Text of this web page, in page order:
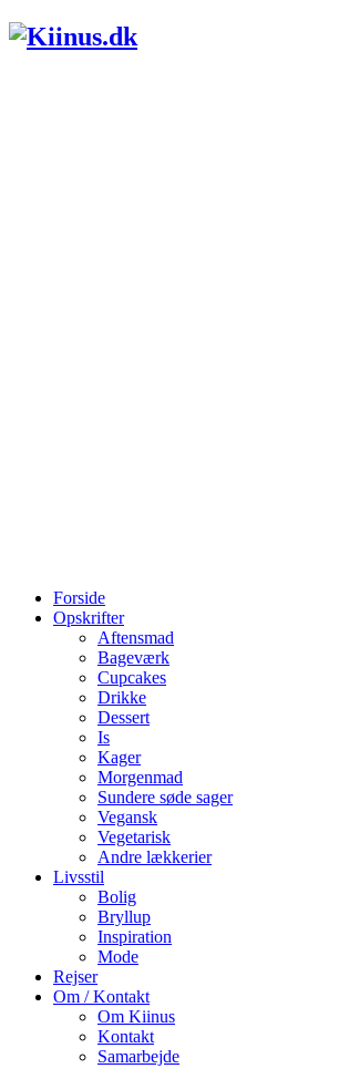
Forside
Opskrifter
Aftensmad
Bageværk
Cupcakes
Drikke
Dessert
Is
Kager
Morgenmad
Sundere søde sager
Vegansk
Vegetarisk
Andre lækkerier
Livsstil
Bolig
Bryllup
Inspiration
Mode
Rejser
Om / Kontakt
Om Kiinus
Kontakt
Samarbejde